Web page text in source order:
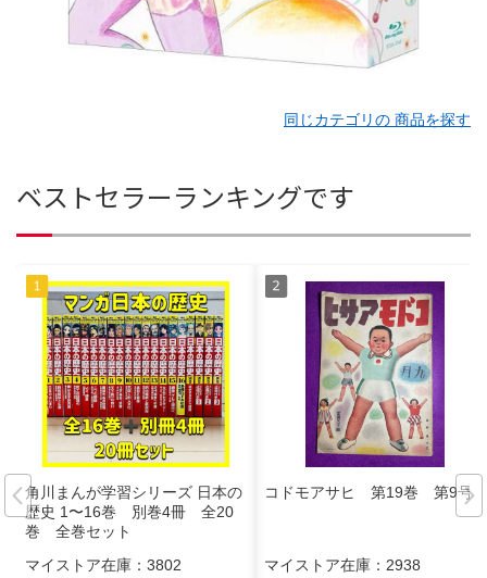
同じカテゴリの 商品を探す
ベストセラーランキングです
角川まんが学習シリーズ 日本の
歴史 1〜16巻 別巻4冊 全20
巻 全巻セット
マイストア在庫： 3802
コドモアサヒ 第19巻 第9号
マイストア在庫： 2938